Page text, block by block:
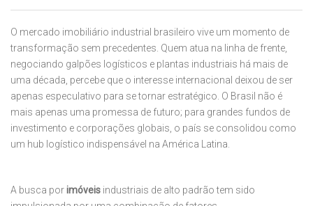
O mercado imobiliário industrial brasileiro vive um momento de
transformação sem precedentes. Quem atua na linha de frente,
negociando galpões logísticos e plantas industriais há mais de
uma década, percebe que o interesse internacional deixou de ser
apenas especulativo para se tornar estratégico. O Brasil não é
mais apenas uma promessa de futuro; para grandes fundos de
investimento e corporações globais, o país se consolidou como
um hub logístico indispensável na América Latina.
A busca porimóveis industriais de alto padrão tem sido